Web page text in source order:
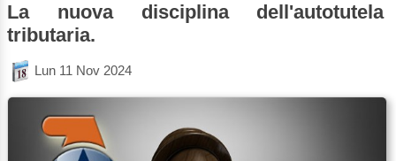
La nuova disciplina dell'autotutela
tributaria.
Lun 11 Nov 2024